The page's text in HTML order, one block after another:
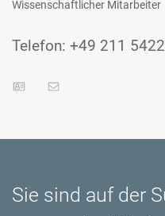
Wissenschaftlicher Mitarbeiter
Telefon: +49 211
Sie sind auf der